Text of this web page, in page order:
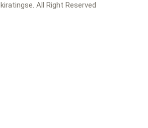
All Right Reserved